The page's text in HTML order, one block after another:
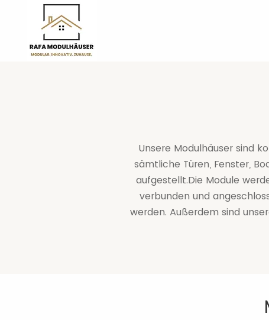
Unsere Modulhäuser sind
sämtliche Türen, Fenster,
aufgestellt.Die Module
verbunden und
werden. Außerdem sind